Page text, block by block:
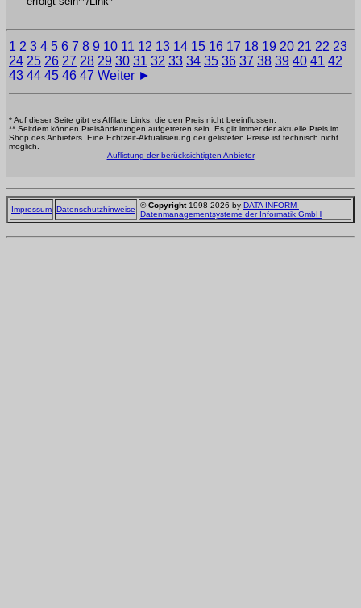
1 2 3 4 5 6 7 8 9 10 11 12 13 14 15 16 17 18 19 20 21 22 23
24 25 26 27 28 29 30 31 32 33 34 35 36 37 38 39 40 41 42
43 44 45 46 47 Weiter ►
* Auf dieser Seite gibt es Affilate Links, die den Preis nicht beeinflussen.
** Seitdem können Preisänderungen aufgetreten sein. Es gilt immer der aktuelle Preis im
Shop des Anbieters. Eine Echtzeit-Aktualisierung der gelisteten Preise ist technisch nicht
möglich.
Auflistung der berücksichtigten Anbieter
Impressum Datenschutzhinweise ©Copyright1998-2026 by DATA INFORM-
Datenmanagementsysteme der Informatik GmbH